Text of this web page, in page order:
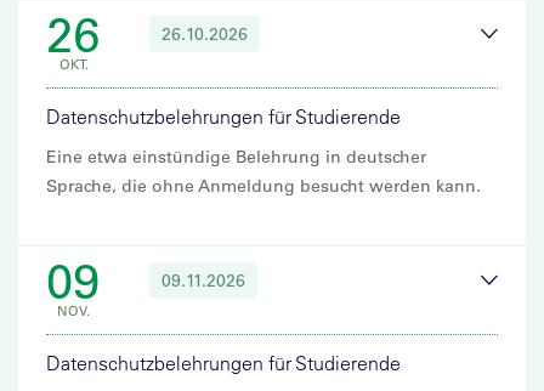
26
OKT.
26.10.2026
Datenschutzbelehrungen für Studierende
Eine etwa einstündige Belehrung in deutscher
Sprache, die ohne Anmeldung besucht werden kann.
09
NOV.
09.11.2026
Datenschutzbelehrungen für Studierende